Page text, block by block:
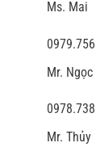
Ms. Mai
Mr. Ngọc
Mr. Thủy